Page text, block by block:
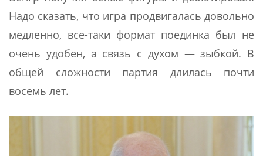
Надо сказать, что игра продвигалась довольно
медленно, все-таки формат поединка был не
очень удобен, а связь с духом — зыбкой. В
общей сложности партия длилась почти
восемь лет.